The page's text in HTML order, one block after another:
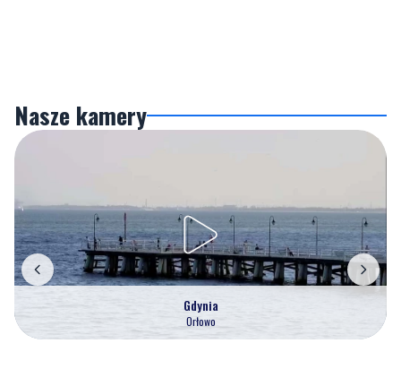
Nasze kamery
Gdynia
Orłowo